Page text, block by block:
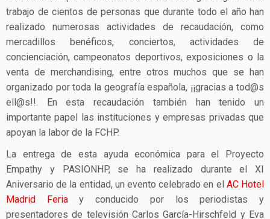
trabajo de cientos de personas que durante todo el año han
realizado numerosas actividades de recaudación, como
mercadillos benéficos, conciertos, actividades de
concienciación, campeonatos deportivos, exposiciones o la
venta de merchandising, entre otros muchos que se han
organizado por toda la geografía española, ¡¡gracias a tod@s
ell@s!!. En esta recaudación también han tenido un
importante papel las instituciones y empresas privadas que
apoyan la labor de la FCHP.
La entrega de esta ayuda económica para el Proyecto
Empathy y PASIONHP, se ha realizado durante el XI
Aniversario de la entidad, un evento celebrado en el AC Hotel
Madrid Feriay conducido por los periodistas y
presentadores de televisión Carlos García-Hirschfeld y Eva